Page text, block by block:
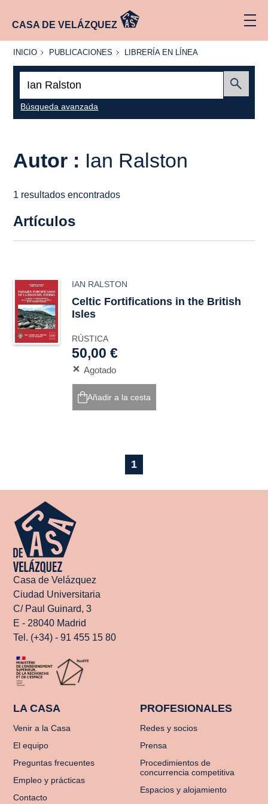
CASA DE VELÁZQUEZ
INICIO
INICIO PUBLICACIONES
PUBLICACIONES
LIBRERÍA
LÍNEA
LIBRERÍA EN LÍNEA
Búsqueda avanzada
Autor : Ian Ralston
1 resultados encontrados
Artículos
IAN RALSTON
Celtic Fortifications in the British
Isles
RÚSTICA
50,00 €
Agotado
Añadir a la cesta
1
Casa de Velázquez
Ciudad Universitaria
C/ Paul Guinard, 3
E - 28040 Madrid
Tel. (+34) - 91 455 15 80
LA CASA
Venir a la Casa
El equipo
Preguntas frecuentes
Empleo y prácticas
Contacto
PROFESIONALES
Redes y socios
Prensa
Procedimientos de
concurrencia competitiva
Espacios y alojamiento